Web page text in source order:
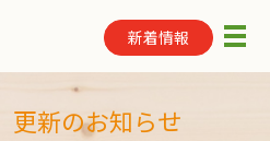
新着情報 メ
新のお知らせ